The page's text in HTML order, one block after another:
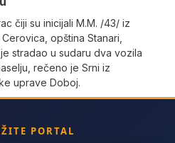
čiji su inicijali M.M. /43/ iz
opština Stanari,
stradao u sudaru dva vozila
rečeno je Srni iz
uprave Doboj.
PORTAL